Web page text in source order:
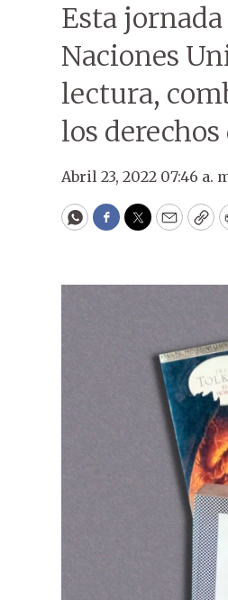
Esta
Naciones
lectura,
los
Abril 23, 2022 07:46 a.
WhatsApp
Facebook
Twitter
Email